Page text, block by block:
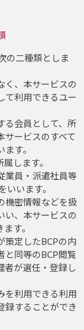
の二種類としま
く、本サービスの
て利用できるユー
る会員として、所
サービスのすべて
す。
します。
業員・派遣社員等
いいます。
機密情報などを扱
い、本サービスの
す。
策定したBCPの内
と同等のBCP閲覧
者が選任・登録し
を利用できる利用
録することができ